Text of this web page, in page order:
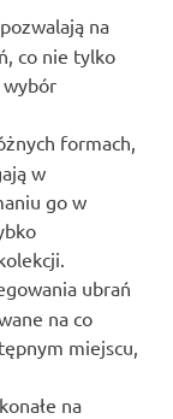
na
co nie tylko
wybór
formach,
w
go w
ubrań
na co
miejscu,
na